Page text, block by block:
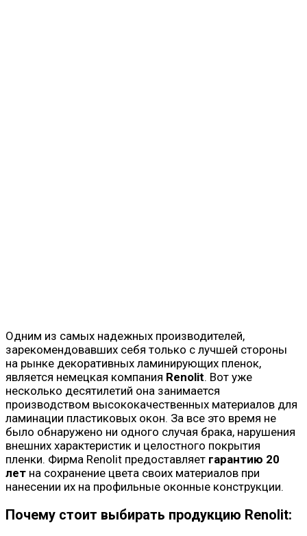
Одним из самых надежных производителей,
зарекомендовавших себя только с лучшей стороны
на рынке декоративных ламинирующих пленок,
является немецкая компания Renolit. Вот уже
несколько десятилетий она занимается
производством высококачественных материалов для
ламинации пластиковых окон. За все это время не
было обнаружено ни одного случая брака, нарушения
внешних характеристик и целостного покрытия
пленки. Фирма Renolit предоставляет гарантию 20
лет на сохранение цвета своих материалов при
нанесении их на профильные оконные конструкции.
Почему стоит выбирать продукцию Renolit: